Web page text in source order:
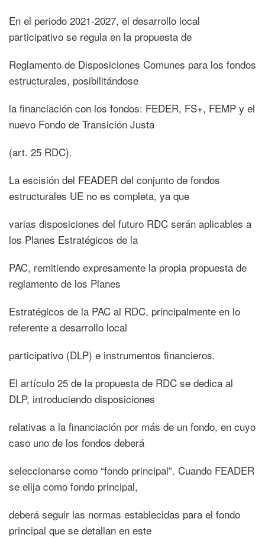
En el periodo 2021-2027, el desarrollo local
participativo se regula en la propuesta de
Reglamento de Disposiciones Comunes para los fondos
estructurales, posibilitándose
la financiación con los fondos: FEDER, FS+, FEMP y el
nuevo Fondo de Transición Justa
(art. 25 RDC).
La escisión del FEADER del conjunto de fondos
estructurales UE no es completa, ya que
varias disposiciones del futuro RDC serán aplicables a
los Planes Estratégicos de la
PAC, remitiendo expresamente la propia propuesta de
reglamento de los Planes
Estratégicos de la PAC al RDC, principalmente en lo
referente a desarrollo local
participativo (DLP) e instrumentos financieros.
El artículo 25 de la propuesta de RDC se dedica al
DLP, introduciendo disposiciones
relativas a la financiación por más de un fondo, en cuyo
caso uno de los fondos deberá
seleccionarse como “fondo principal”. Cuando FEADER
se elija como fondo principal,
deberá seguir las normas establecidas para el fondo
principal que se detallan en este